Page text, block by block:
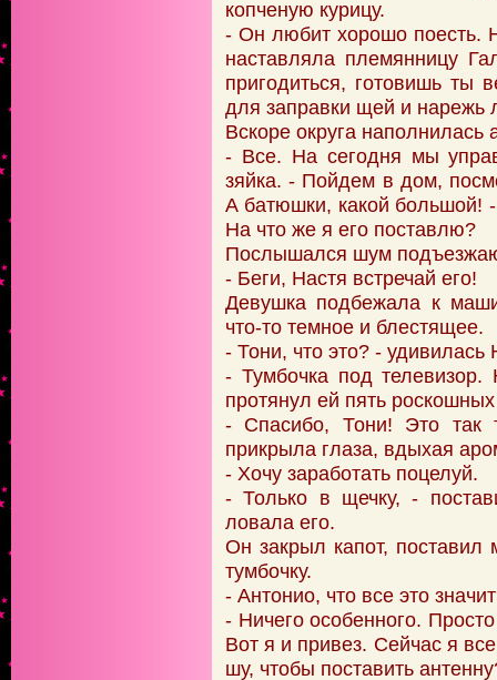
копченую курицу.
- Он любит хорошо поесть.
наставляла племянницу
пригодиться, готовишь ты
для заправки щей и нарежь
Вскоре округа
- Все. На сегодня мы
зяйка. - Пойдем в дом,
А батюшки, какой большой!
На что же я его поставлю?
Послышался шум
- Беги, Настя встречай его!
Девушка подбежала к
что-то темное и блестящее.
- Тони, что это? - удивилась
- Тумбочка под
протянул ей пять
- Спасибо, Тони! Это так
прикрыла глаза, вдыхая
- Хочу заработать поцелуй.
- Только в щечку, -
ловала его.
Он закрыл капот, поставил
тумбочку.
- Антонио, что все это
- Ничего особенного.
Вот я и привез. Сейчас я
шу, чтобы поставить